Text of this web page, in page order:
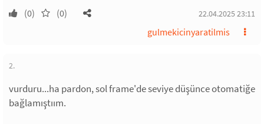
(0) (0) 22.04.2025 23:11
gulmekicinyaratilmis
2.
vurduru...ha pardon, sol frame'de seviye düşünce otomatiğe
bağlamıştıım.